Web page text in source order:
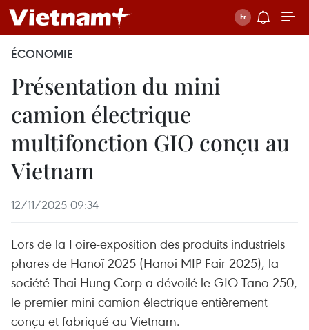
ÉCONOMIE
Présentation du mini
camion électrique
multifonction GIO conçu au
Vietnam
12/11/2025 09:34
Lors de la Foire-exposition des produits industriels
phares de Hanoï 2025 (Hanoi MIP Fair 2025), la
société Thai Hung Corp a dévoilé le GIO Tano 250,
le premier mini camion électrique entièrement
conçu et fabriqué au Vietnam.